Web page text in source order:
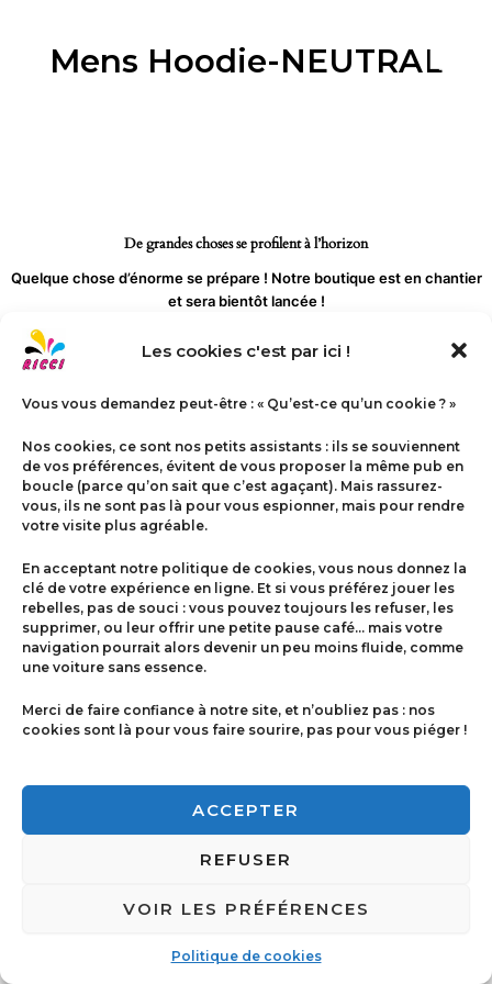
Les cookies c'est par ici !
Vous vous demandez peut-être : « Qu’est-ce qu’un cookie ? »
Nos cookies, ce sont nos petits assistants : ils se souviennent
de vos préférences, évitent de vous proposer la même pub en
boucle (parce qu’on sait que c’est agaçant). Mais rassurez-
vous, ils ne sont pas là pour vous espionner, mais pour rendre
votre visite plus agréable.
En acceptant notre politique de cookies, vous nous donnez la
clé de votre expérience en ligne. Et si vous préférez jouer les
rebelles, pas de souci : vous pouvez toujours les refuser, les
supprimer, ou leur offrir une petite pause café… mais votre
navigation pourrait alors devenir un peu moins fluide, comme
une voiture sans essence.
Merci de faire confiance à notre site, et n’oubliez pas : nos
cookies sont là pour vous faire sourire, pas pour vous piéger !
ACCEPTER
REFUSER
VOIR LES PRÉFÉRENCES
Politique de cookies
contenuMens Hoodie-NEUTRAL
De grandes choses se profilent à l’horizon
Quelque chose d’énorme se prépare ! Notre boutique est en chantier
et sera bientôt lancée !
Contact
Politique de cookies
Copyright © 2026 Imprimerie Ricci | Powered by